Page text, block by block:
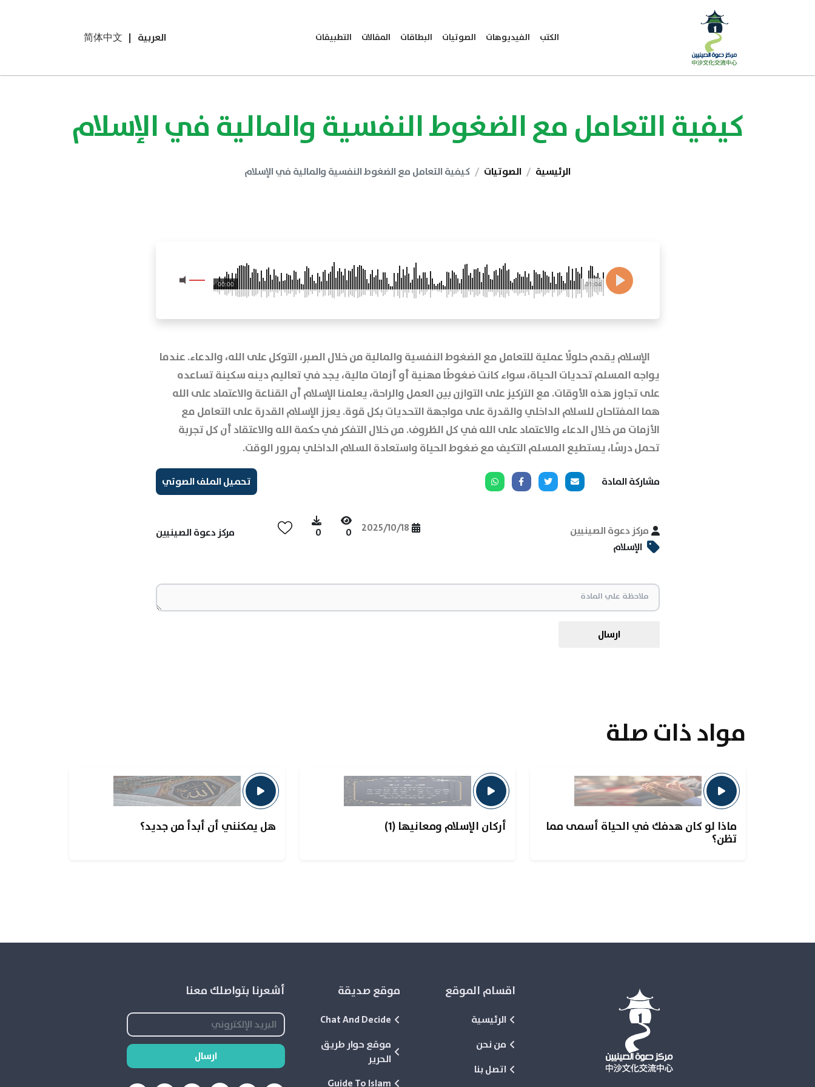
الكتب الفيديوهات الصوتيات البطاقات المقالات التطبيقات العربية |
简体中文
كيفية التعامل مع الضغوط النفسية والمالية في الإسلام
الرئيسية الصوتيات كيفية التعامل مع الضغوط النفسية والمالية في الإسلام
01:04
00:00
الإسلام يقدم حلولًا عملية للتعامل مع الضغوط النفسية والمالية من خلال الصبر، التوكل على الله، والدعاء. عندما
يواجه المسلم تحديات الحياة، سواء كانت ضغوطًا مهنية أو أزمات مالية، يجد في تعاليم دينه سكينة تساعده
على تجاوز هذه الأوقات. مع التركيز على التوازن بين العمل والراحة، يعلمنا الإسلام أن القناعة والاعتماد على الله
هما المفتاحان للسلام الداخلي والقدرة على مواجهة التحديات بكل قوة. يعزز الإسلام القدرة على التعامل مع
الأزمات من خلال الدعاء والاعتماد على الله في كل الظروف. من خلال التفكر في حكمة الله والاعتقاد أن كل تجربة
تحمل درسًا، يستطيع المسلم التكيف مع ضغوط الحياة واستعادة السلام الداخلي بمرور الوقت.
مشاركة المادة تحميل الملف الصوتي
مركز دعوة الصينيين 2025/10/18
0
0
مركز دعوة الصينيين
الإسلام
ارسال
مواد ذات صلة
ماذا لو كان هدفك في الحياة أسمى مما
تظن؟
أركان الإسلام ومعانيها (1) هل يمكنني أن أبدأ من جديد؟
اقسام الموقع
الرئيسية
من نحن
اتصل بنا
موقع صديقة
Chat And Decide
موقع حوار طريق
الحرير
Guide To Islam
أشعرنا بتواصلك معنا
ارسال